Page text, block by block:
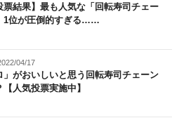
票結果】最も人気な「回転寿司チェー
1位が圧倒的すぎる……
04/17
」がおいしいと思う回転寿司チェーン
【人気投票実施中】